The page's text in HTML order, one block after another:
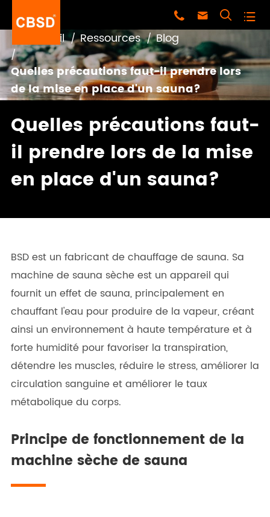
   
Accueil Ressources
Blog
Quelles précautions faut-il prendre lors
de la mise en place d'un sauna?
Quelles précautions faut-
il prendre lors de la mise
en place d'un sauna?
BSD est un fabricant de chauffage de sauna. Sa
machine de sauna sèche est un appareil qui
fournit un effet de sauna, principalement en
chauffant l'eau pour produire de la vapeur, créant
ainsi un environnement à haute température et à
forte humidité pour favoriser la transpiration,
détendre les muscles, réduire le stress, améliorer la
circulation sanguine et améliorer le taux
métabolique du corps.
Principe de fonctionnement de la
machine sèche de sauna